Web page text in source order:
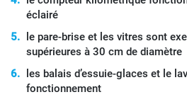
éclairé
le pare-brise et les vitres sont
supérieures à 30 cm de diamètre
les balais d’essuie-glaces et le
fonctionnement